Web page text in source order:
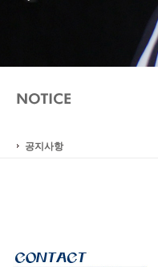
공지사항